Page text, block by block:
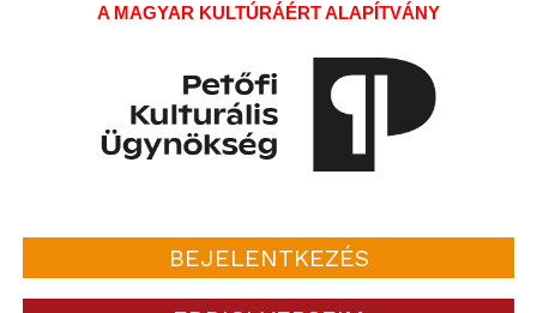
A MAGYAR KULTÚRÁÉRT ALAPÍTVÁNY
BEJELENTKEZÉS